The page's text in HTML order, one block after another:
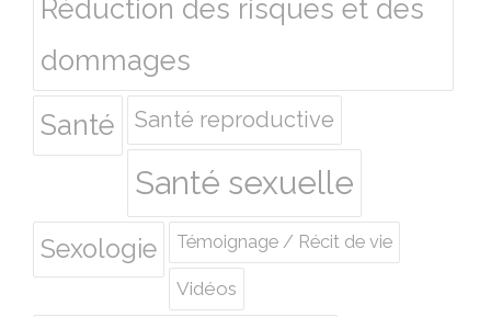
Réduction des risques et des
dommages
Santé
Santé reproductive
Santé sexuelle
Sexologie Témoignage / Récit de vie
Vidéos